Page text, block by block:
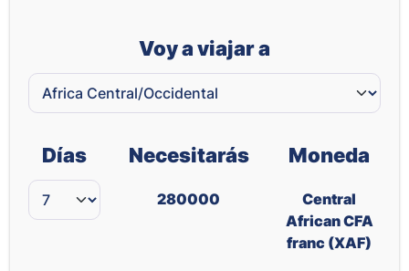
Voy a viajar a
Días Necesitarás
280000
Moneda
Central
African CFA
franc (XAF)